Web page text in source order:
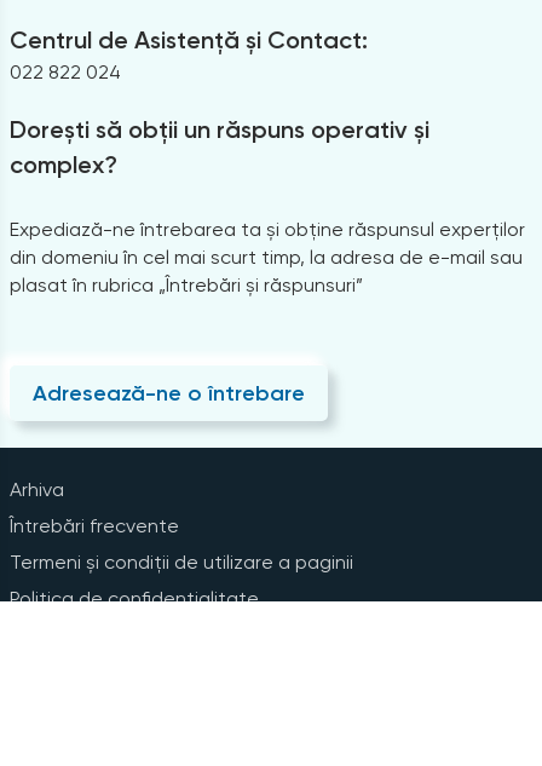
Centrul de Asistență și Contact:
022 822 024
Dorești să obții un răspuns operativ și
complex?
Expediază-ne întrebarea ta și obține răspunsul experților
din domeniu în cel mai scurt timp, la adresa de e-mail sau
plasat în rubrica „Întrebări și răspunsuri”
Adresează-ne o întrebare
Arhiva
Întrebări frecvente
Termeni și condiții de utilizare a paginii
Politica de confidențialitate